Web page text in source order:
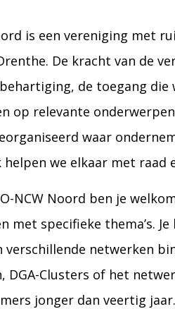
is een vereniging met
De kracht van de
de toegang
op relevante
waar
we elkaar met raad
NCW Noord ben je
met specifieke thema’s.
verschillende netwerken
DGA-Clusters of het
jonger dan veertig